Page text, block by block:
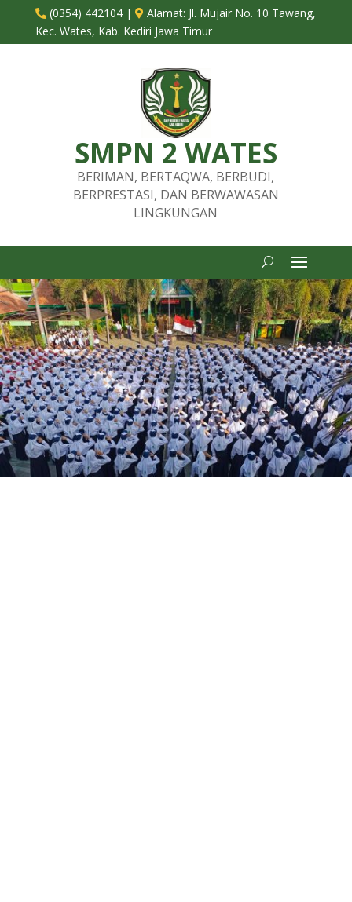
 (0354) 442104|  Alamat: Jl. Mujair No. 10 Tawang,
Kec. Wates, Kab. Kediri Jawa Timur
SMPN 2 WATES
BERIMAN, BERTAQWA, BERBUDI,
BERPRESTASI, DAN BERWAWASAN
LINGKUNGAN